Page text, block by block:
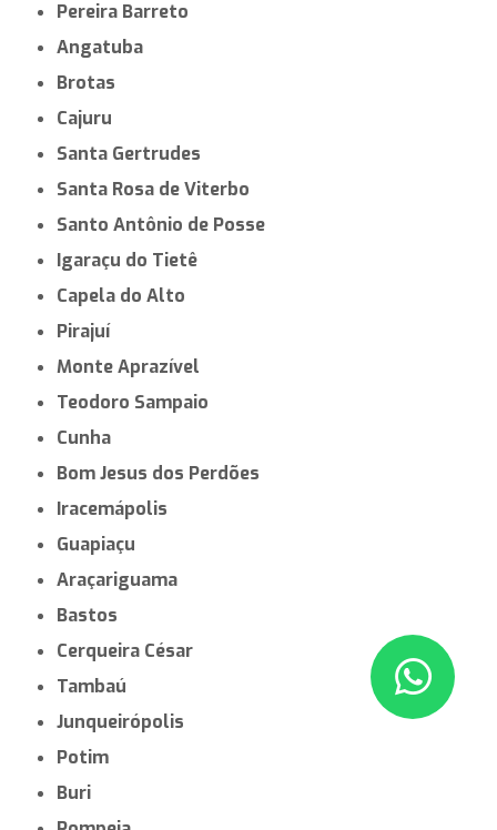
Pereira Barreto
Angatuba
Brotas
Cajuru
Santa Gertrudes
Santa Rosa de Viterbo
Santo Antônio de Posse
Igaraçu do Tietê
Capela do Alto
Pirajuí
Monte Aprazível
Teodoro Sampaio
Cunha
Bom Jesus dos Perdões
Iracemápolis
Guapiaçu
Araçariguama
Bastos
Cerqueira César
Tambaú
Junqueirópolis
Potim
Buri